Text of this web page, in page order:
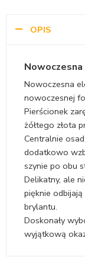
OPIS
Nowoczesna
Nowoczesna
nowoczesnej
Pierścionek
żółtego złota
Centralnie
dodatkowo
szynie po obu
Delikatny, ale
pięknie
brylantu.
Doskonały
wyjątkową